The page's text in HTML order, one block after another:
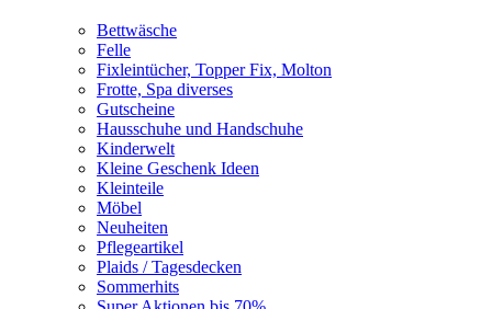
Bettwäsche
Felle
Fixleintücher, Topper Fix, Molton
Frotte, Spa diverses
Gutscheine
Hausschuhe und Handschuhe
Kinderwelt
Kleine Geschenk Ideen
Kleinteile
Möbel
Neuheiten
Pflegeartikel
Plaids / Tagesdecken
Sommerhits